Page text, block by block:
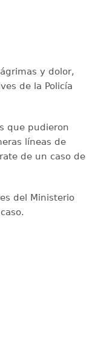
y dolor,
de la Policía
que pudieron
líneas de
de un caso de
del Ministerio